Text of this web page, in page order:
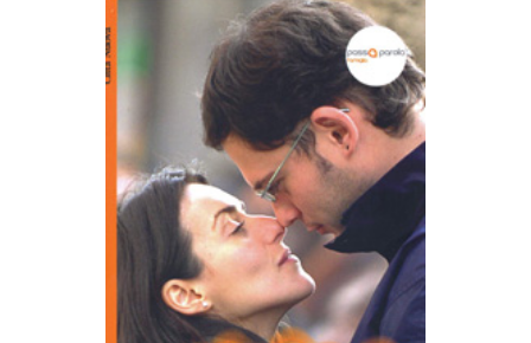
AGGIUNGI AL CARRELLO